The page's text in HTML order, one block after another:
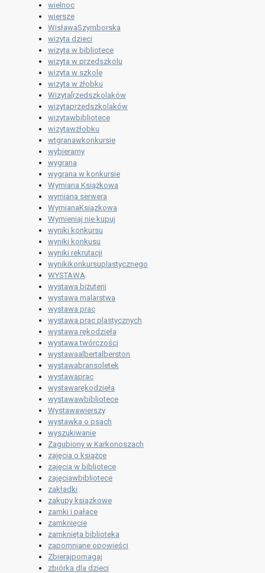
wielnoc
wiersze
WisławaSzymborska
wizyta dzieci
wizyta w bibliotece
wizyta w przedszkolu
wizyta w szkole
wizyta w żłobku
Wizyta[rzedszkolaków
wizytaprzedszkolaków
wizytawbibliotece
wizytawżłobku
wtgranawkonkursie
wybieramy
wygrana
wygrana w konkursie
Wymiana Książkowa
wymiana serwera
WymianaKsiązkowa
Wymieniaj nie kupuj
wyniki konkursu
wyniki konkusu
wyniki rekrutacji
wynikikonkursuplastycznego
WYSTAWA
wystawa biżuterii
wystawa malarstwa
wystawa prac
wystawa prac plastycznych
wystawa rękodzieła
wystawa twórczości
wystawaalbertalberston
wystawabransoletek
wystawaprac
wystawarękodzieła
wystawawbibliotece
Wystawawierszy
wystawka o psach
wyszukiwanie
Zagubiony w Karkonoszach
zajęcia o książce
zajęcia w bibliotece
zajęciawbibliotece
zakładki
zakupy ksiązkowe
zamki i pałace
zamknięcie
zamknięta biblioteka
zapomniane opowieści
Zbierajpomagaj
zbiórka dla dzieci